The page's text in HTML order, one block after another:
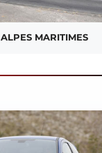
MARITIMES